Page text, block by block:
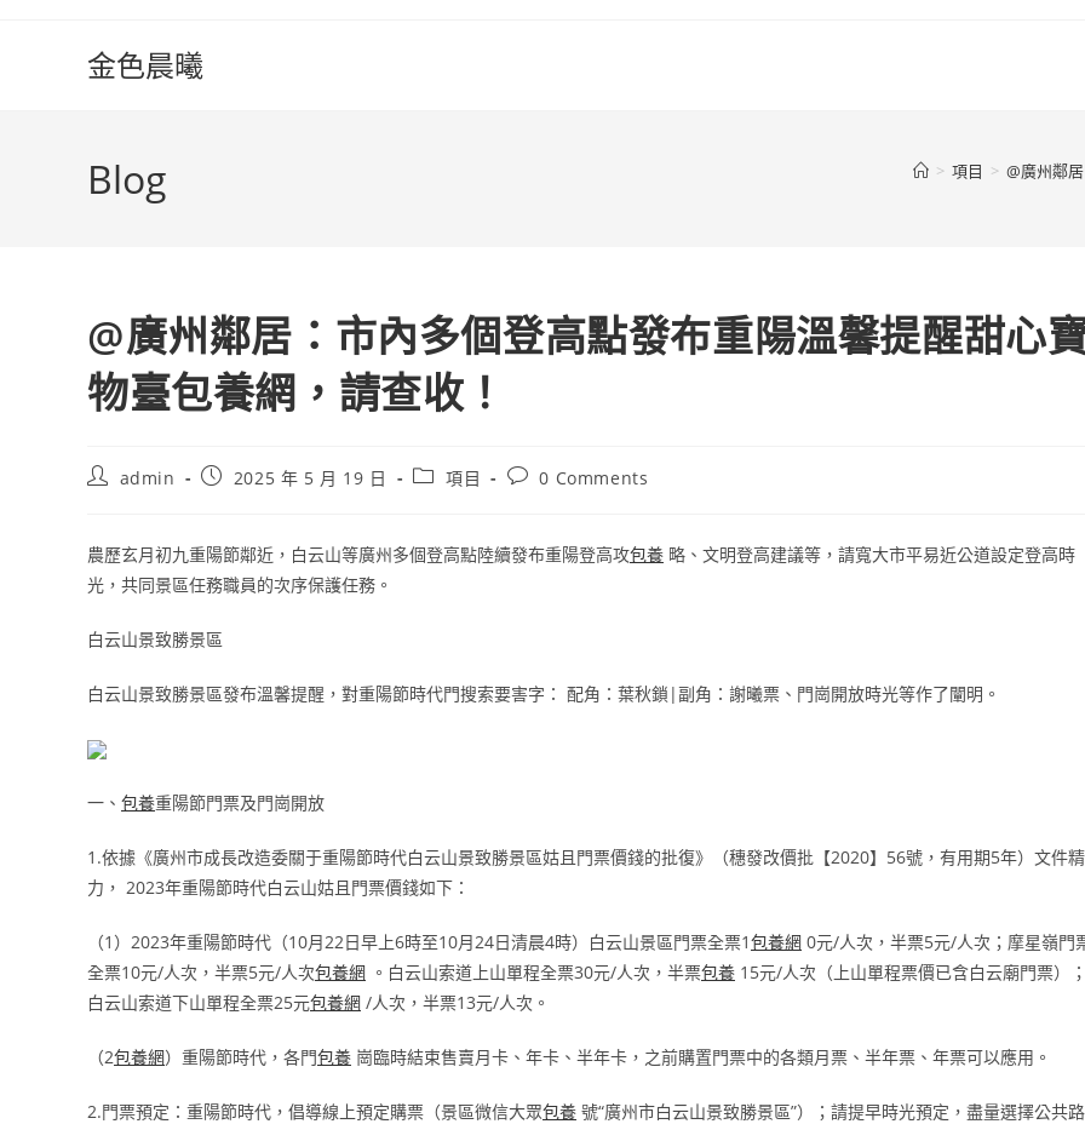
金色晨曦
Blog > 項目 > @廣州鄰
@廣州鄰居：市內多個登高點發布重陽溫馨提醒甜心
物臺包養網，請查收！
Postadmin
Post2025 年 5 月 19 日
Post項目
Post0 Comments
農歷玄月初九重陽節鄰近，白云山等廣州多個登高點陸續發布重陽登高攻包養 略、文明登高建議等，請寬大市平易近公道設定登高時
光，共同景區任務職員的次序保護任務。
白云山景致勝景區
白云山景致勝景區發布溫馨提醒，對重陽節時代門搜索要害字： 配角：葉秋鎖|副角：謝曦票、門崗開放時光等作了闡明。
一、 包養重陽節門票及門崗開放
1.依據《廣州市成長改造委關于重陽節時代白云山景致勝景區姑且門票價錢的批復》（穗發改價批【2020】56號，有用期5年）文件精
力， 2023年重陽節時代白云山姑且門票價錢如下：
（1）2023年重陽節時代（10月22日早上6時至10月24日清晨4時）白云山景區門票全票1包養網 0元/人次，半票5元/人次；摩星嶺門
全票10元/人次，半票5元/人次包養網 。白云山索道上山單程全票30元/人次，半票包養 15元/人次（上山單程票價已含白云廟門票）；
白云山索道下山單程全票25元包養網 /人次，半票13元/人次。
（2包養網）重陽節時代，各門包養 崗臨時結束售賣月卡、年卡、半年卡，之前購置門票中的各類月票、半年票、年票可以應用。
2.門票預定：重陽節時代，倡導線上預定購票（景區微信大眾包養 號“廣州市白云山景致勝景區”）；請提早時光預定，盡量選擇公共路